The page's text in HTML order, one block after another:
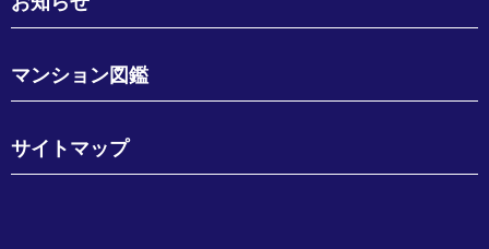
マンション図鑑
サイトマップ